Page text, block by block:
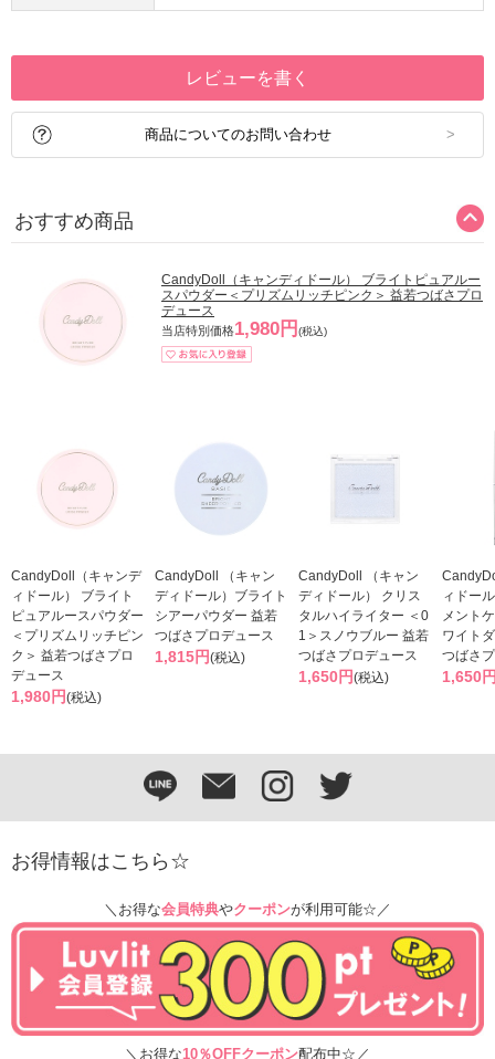
レビューを書く
商品についてのお問い合わせ
おすすめ商品
CandyDoll（キャンディドール） ブライトピュアルー
スパウダー＜プリズムリッチピンク＞ 益若つばさプロ
デュース
当店特別価格1,980円 (税込)
CandyDoll（キャンデ
ィドール） ブライト
ピュアルースパウダー
＜プリズムリッチピン
ク＞ 益若つばさプロ
デュース
1,980円(税込)
CandyDoll （キャン
ディドール）ブライト
シアーパウダー 益若
つばさプロデュース
1,815円(税込)
CandyDoll （キャン
ディドール） クリス
タルハイライター ＜0
1＞スノウブルー 益若
つばさプロデュース
1,650円(税込)
ィドー
メント
ワイト
つばさ
1,650
お得情報はこちら☆
＼お得な会員特典やクーポンが利用可能☆／
＼お得な10％OFFクーポン配布中☆／